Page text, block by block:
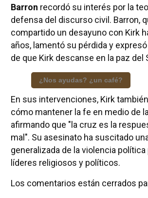
Barron recordó su interés por la
defensa del discurso civil. Barron,
compartido un desayuno con Kirk
años, lamentó su pérdida y
de que Kirk descanse en la paz del
¿Nos ayudas? ¿un café?
En sus intervenciones, Kirk
cómo mantener la fe en medio de
afirmando que "la cruz es la
mal". Su asesinato ha suscitado
generalizada de la violencia política
líderes religiosos y políticos.
Los comentarios están cerrados